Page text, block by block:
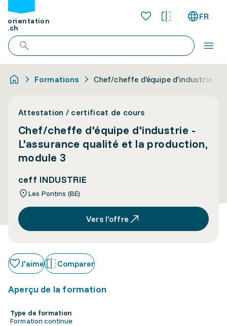
orientation
.ch
FR
Formations Chef/cheffe d'équipe d'industrie -
Attestation / certificat de cours
Chef/cheffe d'équipe d'industrie -
L'assurance qualité et la production,
module 3
ceff INDUSTRIE
Les Pontins (BE)
Vers l’offre
J'aime Comparer
Aperçu de la formation
Type de formation
Formation continue